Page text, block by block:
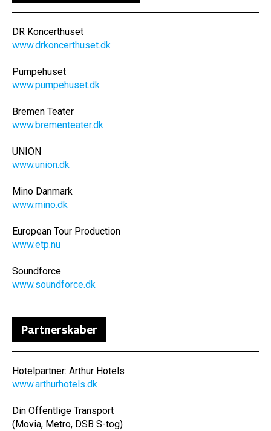
DR Koncerthuset
www.drkoncerthuset.dk
Pumpehuset
www.pumpehuset.dk
Bremen Teater
www.brementeater.dk
UNION
www.union.dk
Mino Danmark
www.mino.dk
European Tour Production
www.etp.nu
Soundforce
www.soundforce.dk
Partnerskaber
Hotelpartner: Arthur Hotels
www.arthurhotels.dk
Din Offentlige Transport
(Movia, Metro, DSB S-tog)